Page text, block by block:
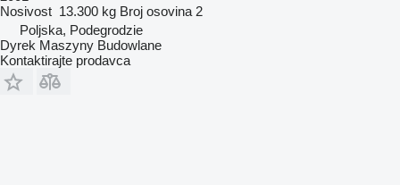
Nosivost 13.300 kg Broj osovina 2
Poljska, Podegrodzie
Dyrek Maszyny Budowlane
Kontaktirajte prodavca